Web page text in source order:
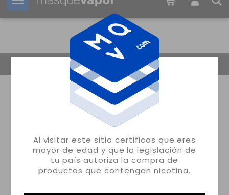
Al visitar este sitio certificas que eres
mayor de edad y que la legislación de
tu país autoriza la compra de
productos que contengan nicotina.
Tu pedido puede ser enviado en 57m: 07s